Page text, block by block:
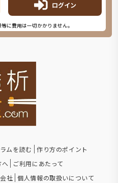
ログイン
に費用は一切かかりません。
ムを読む
作り方のポイント
へ
ご利用にあたって
社 個人情報の取扱いについて